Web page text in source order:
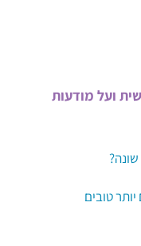
ועל מודעות